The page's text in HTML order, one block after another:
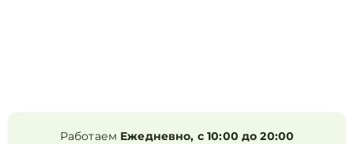
Работаем Ежедневно, с 10:00 до 20:00